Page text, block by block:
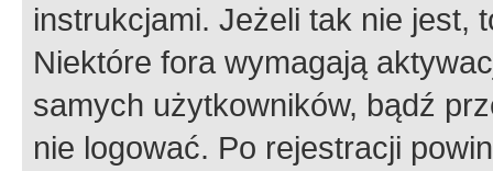
instrukcjami. Jeżeli tak nie jest,
Niektóre fora wymagają
samych użytkowników, bądź
nie logować. Po rejestracji